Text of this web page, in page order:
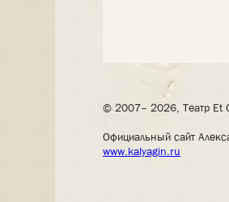
© 2007– 2026, Театр Et
Официальный сайт
www.kalyagin.ru